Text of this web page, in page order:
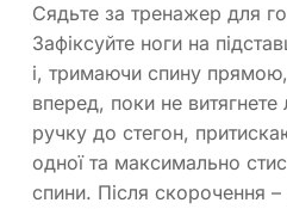
Сядьте за тренажер для
Зафіксуйте ноги на
і, тримаючи спину прямою,
вперед, поки не витягнете
ручку до стегон,
одної та максимально
спини. Після скорочення –